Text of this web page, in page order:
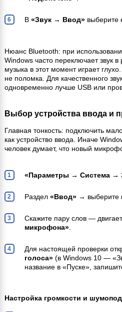
В «Звук → Ввод»выберите
Нюанс Bluetooth: при
Windows часто переключает звук
музыка в этот момент играет
не поломка. Для качественного
одновременно лучше USB или
Выбор устройства ввода и
Главная тонкость: подключить
как устройство ввода. Иначе
человек думает, что новый
«Параметры → Система →
Раздел «Ввод»→ выберите
Скажите пару слов —
микрофона».
Для настоящей проверки
голоса»(в Windows 10 —
название в «Пуске»,
Настройка громкости и